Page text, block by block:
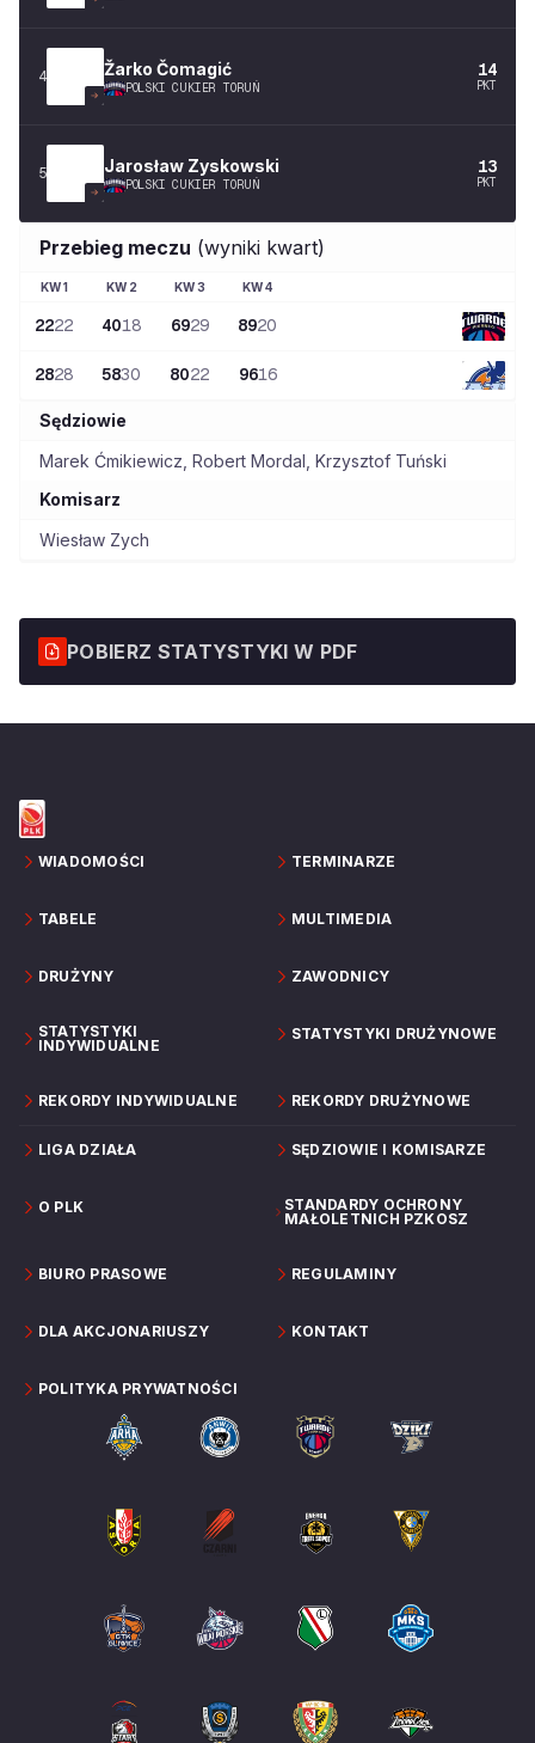
4 Žarko Čomagić
POLSKI CUKIER TORUŃ
14
PKT
5 Jarosław Zyskowski
POLSKI CUKIER TORUŃ
13
PKT
Przebieg meczu (wyniki kwart)
KW1 KW 2 KW3 KW4
2222 4018 6929 8920
2828 5830 8022 9616
Sędziowie
Marek Ćmikiewicz Robert Mordal Krzysztof Tuński
Komisarz
Wiesław Zych
POBIERZ STATYSTYKI W PDF
WIADOMOŚCI TERMINARZE
TABELE MULTIMEDIA
DRUŻYNY ZAWODNICY
STATYSTYKI
INDYWIDUALNE
STATYSTYKI DRUŻYNOWE
REKORDY INDYWIDUALNE REKORDY DRUŻYNOWE
LIGA DZIAŁA SĘDZIOWIE I KOMISARZE
O PLK
STANDARDY OCHRONY
MAŁOLETNICH PZKOSZ
BIURO PRASOWE REGULAMINY
DLA AKCJONARIUSZY KONTAKT
POLITYKA PRYWATNOŚCI